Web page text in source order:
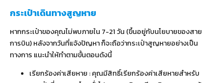
กระเป๋าเดินทางสูญหาย
หากกระเป๋าของคุณไม่พบภายใน 7-21 วัน (ขึ้นอยู่กับนโยบายของสาย
การบิน) หลังจากวันที่แจ้งปัญหา ก็จะถือว่ากระเป๋าสูญหายอย่างเป็น
ทางการ แนะนำให้ทำตามขั้นตอนดังนี้
เรียกร้องค่าเสียหาย : คุณมีสิทธิ์เรียกร้องค่าเสียหายสำหรับ